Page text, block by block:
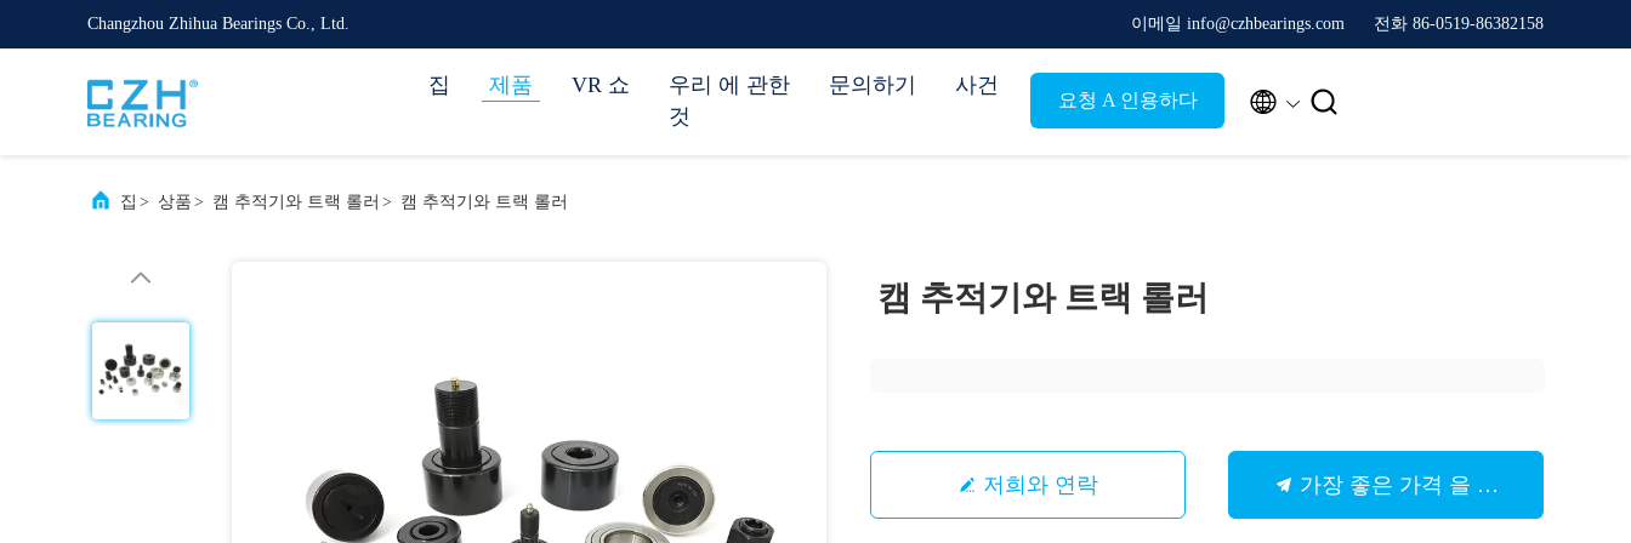
Changzhou Zhihua Bearings Co., Ltd. 이메일 info@czhbearings.com 전화 86-0519-86382158
집 제품 VR 쇼
우리 에 관한
것
문의하기 사건
요청 A 인용하다  
집 > 상품 > 캠 추적기와 트랙 롤러 > 캠 추적기와 트랙 롤러
캠 추적기와 트랙 롤러
저희와 연락 가장 좋은 가격 을 구하라